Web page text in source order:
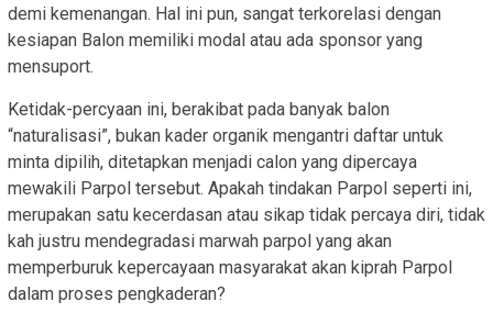
demi kemenangan. Hal ini pun, sangat terkorelasi dengan
kesiapan Balon memiliki modal atau ada sponsor yang
mensuport.
Ketidak-percyaan ini, berakibat pada banyak balon
“naturalisasi”, bukan kader organik mengantri daftar untuk
minta dipilih, ditetapkan menjadi calon yang dipercaya
mewakili Parpol tersebut. Apakah tindakan Parpol seperti ini,
merupakan satu kecerdasan atau sikap tidak percaya diri, tidak
kah justru mendegradasi marwah parpol yang akan
memperburuk kepercayaan masyarakat akan kiprah Parpol
dalam proses pengkaderan?